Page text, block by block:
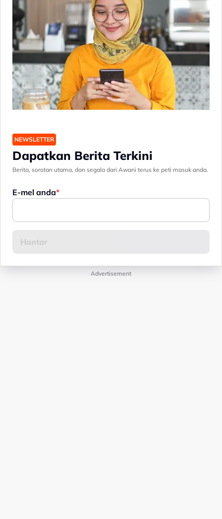
NEWSLETTER
Dapatkan Berita Terkini
Berita, sorotan utama, dan segala dari Awani terus ke peti masuk anda.
E-mel anda
Advertisement